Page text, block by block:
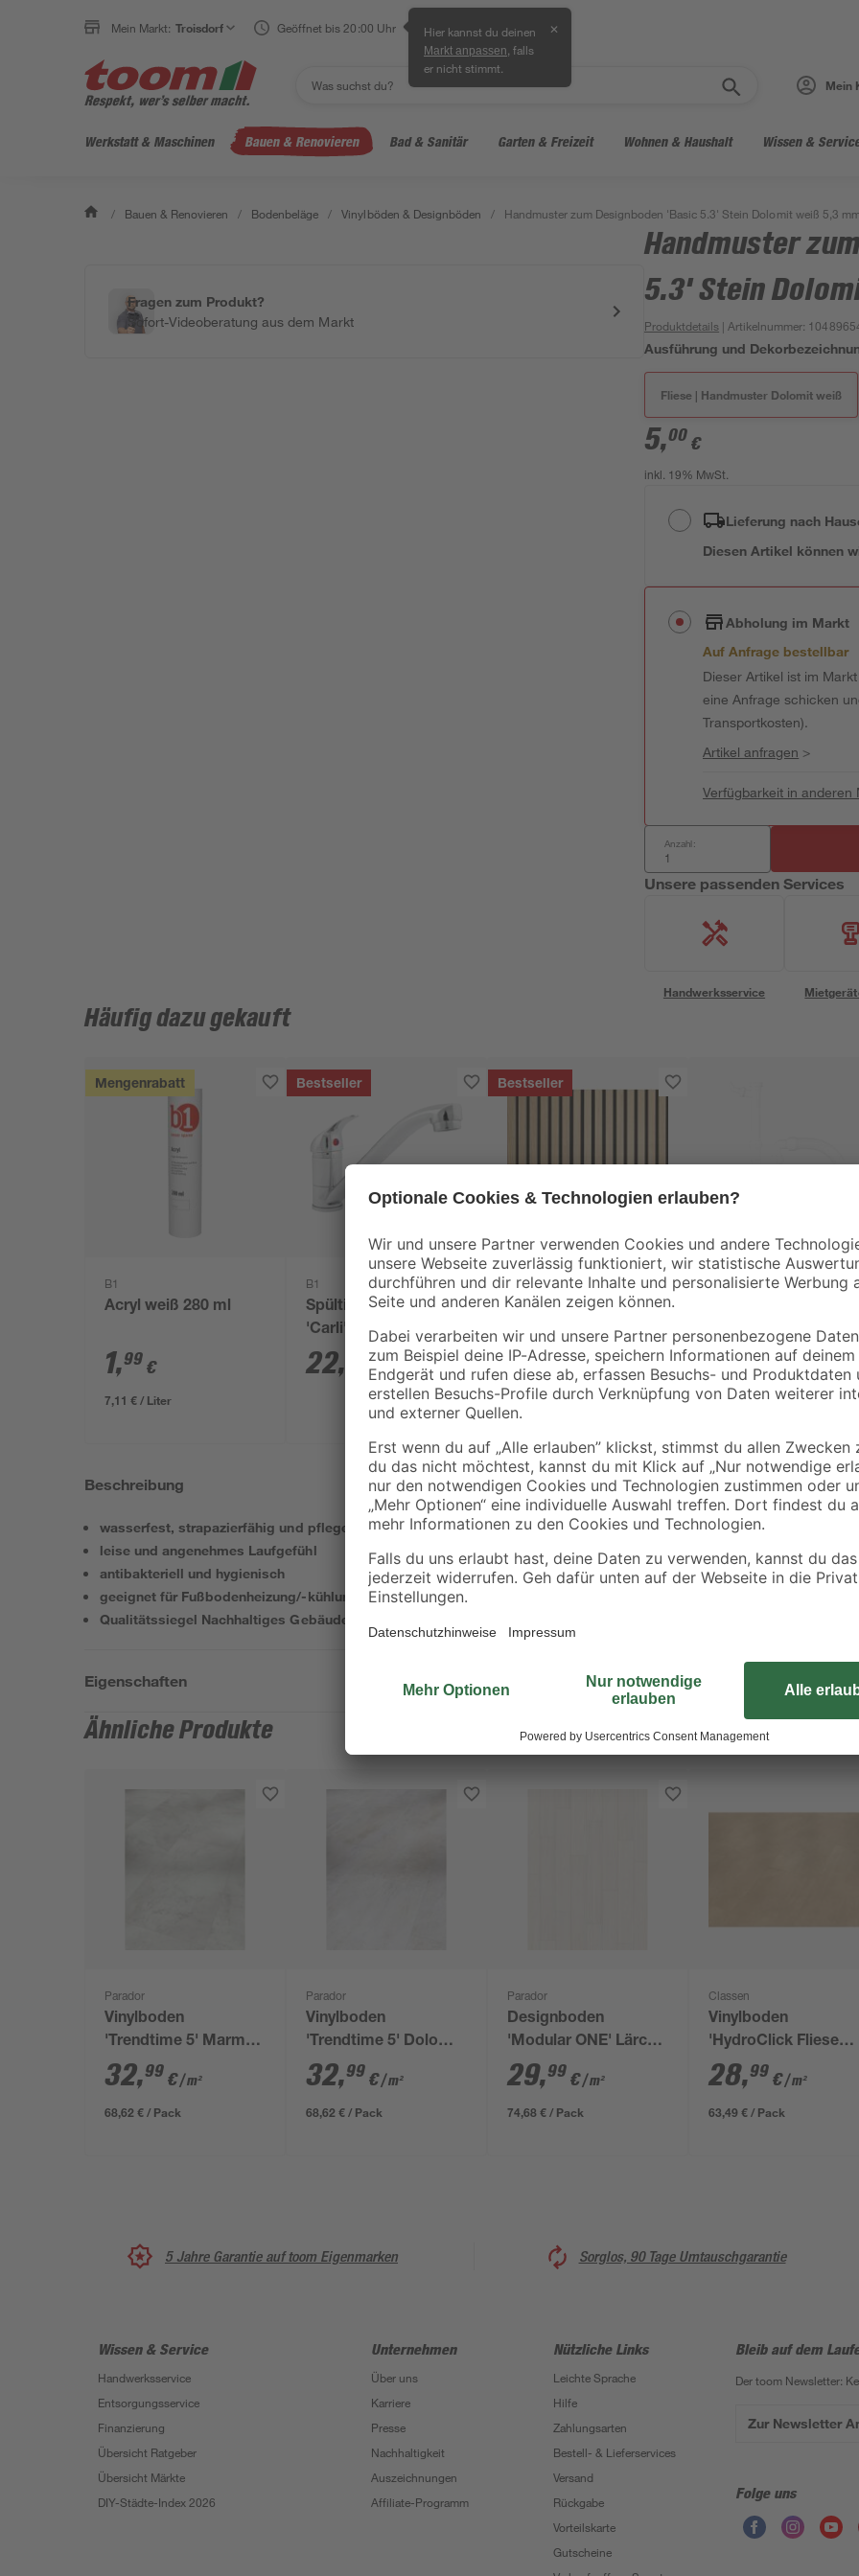
Mein Markt: Troisdorf Geöffnet bis 20:00 Uhr Hier kannst du deinen
Markt anpassen , falls
er nicht stimmt.
✕
Mein
Werkstatt & Maschinen Bauen & Renovieren Bad & Sanitär Garten & Freizeit Wohnen & Haushalt Wissen &
/ Bauen & Renovieren / Bodenbeläge / Vinylböden & Designböden / Handmuster zum Designboden 'Basic 5.3' Stein Dolomit weiß 5,3 mm
Fragen zum Produkt?
Sofort-Videoberatung aus dem Markt
Handmuster
5.3' Stein
Produktdetails | Artikelnummer:
Ausführung und
Fliese | Handmuster Dolomit weiß
5,00 €
inkl. 19% MwSt.
Lieferung nach
Diesen Artikel können
Abholung im Markt
Auf Anfrage bestellbar
Dieser Artikel ist im
eine Anfrage schicken
Transportkosten).
Artikel anfragen >
Verfügbarkeit in anderen
Anzahl:
Unsere passenden Services
Handwerksservice
Häufig dazu gekauft
Mengenrabatt
B1
Acryl weiß 280 ml
1,99 €
7,11 € / Liter
Bestseller
B1
Spültischarmatur
'Carli' chromfarben
22, €
Bestseller
Kosche
Akustik-Paneel Eiche
natur furniert 2400 x
561 x 19 mm
67,16€
/ m²
89,99 € / Pack
Kunststoff weiß 1 1/2'
x 40/50 mm
9,99 €
Beschreibung
wasserfest, strapazierfähig und pflegeleicht
leise und angenehmes Laufgefühl
antibakteriell und hygienisch
geeignet für Fußbodenheizung/-kühlung
Qualitätssiegel Nachhaltiges Gebäude QNG-Ready
Dies ist das Handmuster zum
Eigenschaften
Ähnliche Produkte
Parador
Vinylboden
'Trendtime 5' Marmor
Abbey Mineral
hellgrau 6 mm
32,99 €/ m²
68,62 € / Pack
Parador
Vinylboden
'Trendtime 5' Dolomit
Mineral weiß 6 mm
32,99 €/ m²
68,62 € / Pack
Parador
Designboden
'Modular ONE' Lärche
Apollo weiß 8 mm
29,99 €/ m²
74,68 € / Pack
Classen
Vinylboden
'HydroClick Fliese
WR' beige 6040 x
2800 x 9 mm
28,99 €/ m²
63,49 € / Pack
5 Jahre Garantie auf toom Eigenmarken Sorglos, 90 Tage Umtauschgarantie
Wissen & Service
Handwerksservice
Entsorgungsservice
Finanzierung
Übersicht Ratgeber
Übersicht Märkte
DIY-Städte-Index 2026
Unternehmen
Über uns
Karriere
Presse
Nachhaltigkeit
Auszeichnungen
Affiliate-Programm
Nützliche Links
Leichte Sprache
Hilfe
Zahlungsarten
Bestell- & Lieferservices
Versand
Rückgabe
Vorteilskarte
Gutscheine
Bleib auf dem
Der toom Newsletter:
Zur Newsletter
Folge uns